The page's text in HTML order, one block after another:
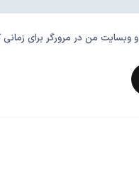
و وبسایت من در مرورگر برای